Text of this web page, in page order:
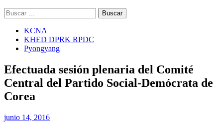
Buscar:
KCNA
KHED DPRK RPDC
Pyongyang
Efectuada sesión plenaria del Comité
Central del Partido Social-Demócrata de
Corea
junio 14, 2016